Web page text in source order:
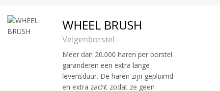
WHEEL BRUSH
Velgenborstel
Meer dan 20.000 haren per borstel
garanderen een extra lange
levensduur. De haren zijn gepluimd
en extra zacht zodat ze geen